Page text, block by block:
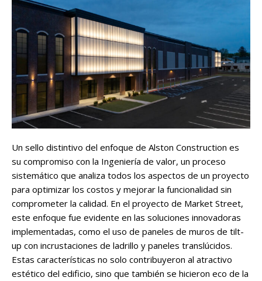
Un sello distintivo del enfoque de Alston Construction es
su compromiso con la Ingeniería de valor, un proceso
sistemático que analiza todos los aspectos de un proyecto
para optimizar los costos y mejorar la funcionalidad sin
comprometer la calidad. En el proyecto de Market Street,
este enfoque fue evidente en las soluciones innovadoras
implementadas, como el uso de paneles de muros de tilt-
up con incrustaciones de ladrillo y paneles translúcidos.
Estas características no solo contribuyeron al atractivo
estético del edificio, sino que también se hicieron eco de la